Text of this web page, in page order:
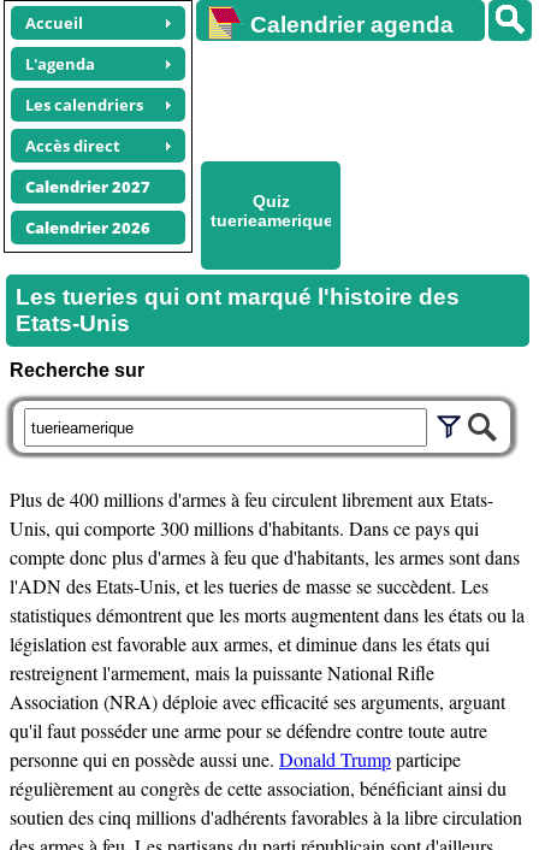
Accueil
L'agenda
Les calendriers
Accès direct
Calendrier 2027
Calendrier 2026
Calendrier agenda
Quiz
tuerieamerique
Les tueries qui ont marqué l'histoire des
Etats-Unis
Recherche sur
Plus de 400 millions d'armes à feu circulent librement aux Etats-
Unis, qui comporte 300 millions d'habitants. Dans ce pays qui
compte donc plus d'armes à feu que d'habitants, les armes sont dans
l'ADN des Etats-Unis, et les tueries de masse se succèdent. Les
statistiques démontrent que les morts augmentent dans les états ou la
législation est favorable aux armes, et diminue dans les états qui
restreignent l'armement, mais la puissante National Rifle
Association (NRA) déploie avec efficacité ses arguments, arguant
qu'il faut posséder une arme pour se défendre contre toute autre
personne qui en possède aussi une. Donald Trumpparticipe
régulièrement au congrès de cette association, bénéficiant ainsi du
soutien des cinq millions d'adhérents favorables à la libre circulation